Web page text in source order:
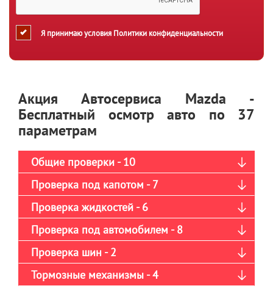
Я принимаю условия Политики конфиденциальности
Акция Автосервиса Mazda -
Бесплатный осмотр авто по 37
параметрам
Общие проверки - 10
Проверка под капотом - 7
Проверка жидкостей - 6
Проверка под автомобилем - 8
Проверка шин - 2
Тормозные механизмы - 4